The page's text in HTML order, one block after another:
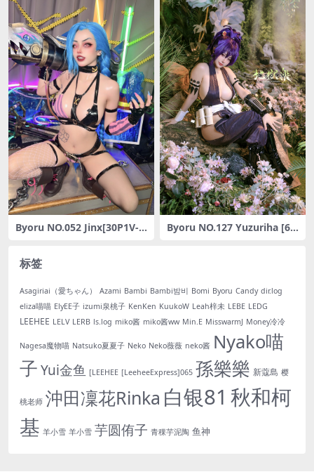
Byoru NO.052 Jinx[30P1V-8
Byoru NO.127 Yuzuriha [68
标签
Asagiriai（愛ちゃん） Azami Bambi Bambi밤비 Bomi Byoru Candy dir.log
eliza喵喵 ElyEE子 izumi泉桃子 KenKen KuukoW Leah梓未 LEBE LEDG
LEEHEE LELV LERB ls.log miko酱 miko酱ww Min.E MisswarmJ Money冷冷
Nagesa魔物喵 Natsuko夏夏子 Neko Neko薇薇 neko酱 Nyako喵
子Yui金鱼 [LEEHEE [LeeheeExpress]065 孫樂樂 新蔻島 樱
桃老师 沖田凜花Rinka 白银81 秋和柯
基 羊小雪 羊小雪 芋圆侑子 青稞芋泥陶 鱼神